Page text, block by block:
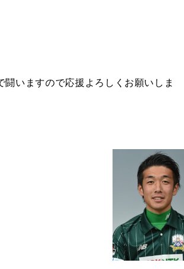
いますので応援よろしくお願いしま